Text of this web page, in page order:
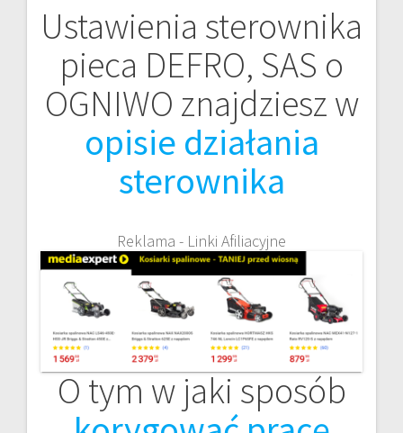
Ustawienia sterownika
pieca DEFRO, SAS o
OGNIWO znajdziesz w
opisie działania
sterownika
Reklama - Linki Afiliacyjne
O tym w jaki sposób